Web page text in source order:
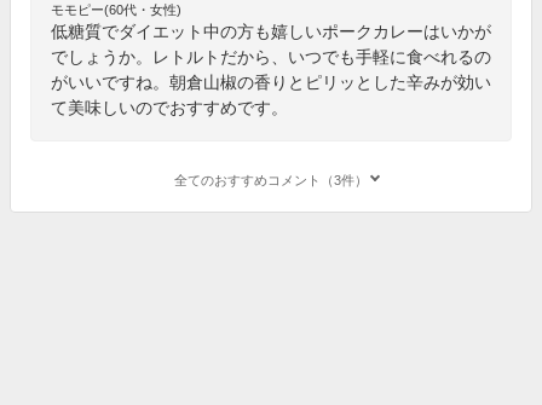
モモピー(60代・女性)
低糖質でダイエット中の方も嬉しいポークカレーはいかが
でしょうか。レトルトだから、いつでも手軽に食べれるの
がいいですね。朝倉山椒の香りとピリッとした辛みが効い
て美味しいのでおすすめです。
全てのおすすめコメント（3件）